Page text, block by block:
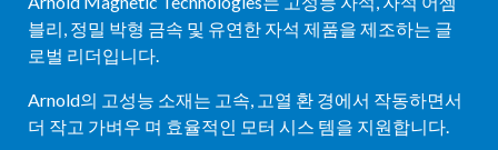
블리, 정밀 박형 금속 및 유연한 자석 제품을 제조하는 글
로벌 리더입니다.
Arnold의 고성능 소재는 고속, 고열 환 경에서 작동하면서
더 작고 가벼우 며 효율적인 모터 시스 템을 지원합니다.